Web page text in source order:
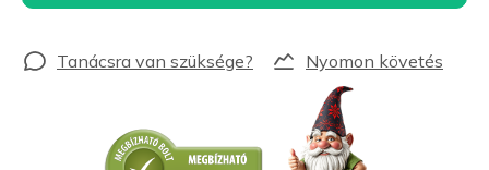
Nyomon követés